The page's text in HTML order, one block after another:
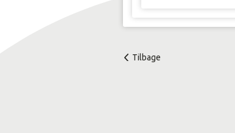
Tilbage